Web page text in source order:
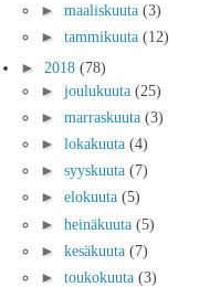
► maaliskuuta (3)
► tammikuuta (12)
► 2018 (78)
► joulukuuta (25)
► marraskuuta (3)
► lokakuuta (4)
► syyskuuta (7)
► elokuuta (5)
► heinäkuuta (5)
► kesäkuuta (7)
► toukokuuta (3)